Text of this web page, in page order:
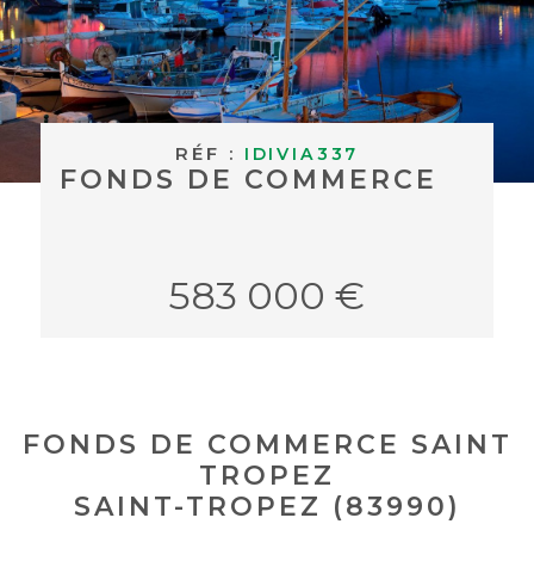
ACHETER À
RÉF : IDIVIA337
FONDS DE COMMERCE
583 000 €
FONDS DE COMMERCE SAINT
TROPEZ
SAINT-TROPEZ (83990)
BUDGET
Surface
SURFACE
Pièces
PIÈCES
CRITÈRES
RECHERCHER